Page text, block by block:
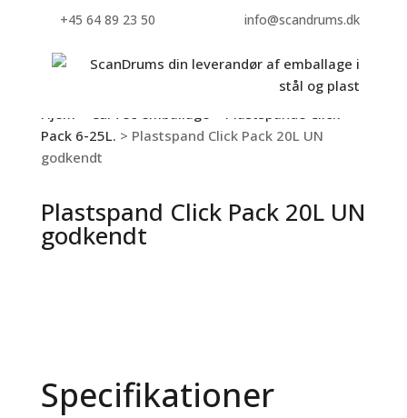
+45 64 89 23 50 info@scandrums.dk
Hjem CurTec emballage
Plastspande Click
Pack 6-25L. > Plastspand Click Pack 20L UN
godkendt
Plastspand Click Pack 20L UN
godkendt
Specifikationer